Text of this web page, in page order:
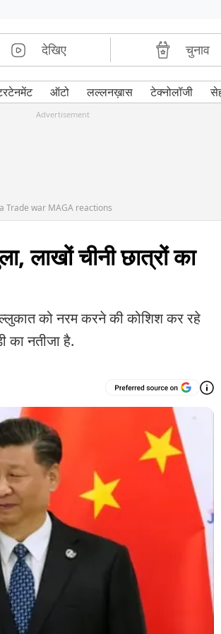
देखिए चुनाव
ऑटो लल्लनख़ास टेक्नोलॉजी
Advertisement
Trade war MAGA reactions
चीनी छात्रों का
को नरम करने की कोशिश कर रहे
का नतीजा है.